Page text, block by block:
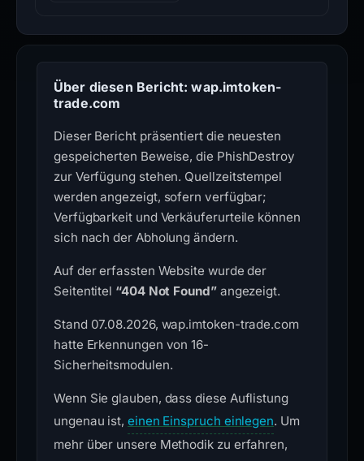
Über diesen Bericht: wap.imtoken-
trade.com
Dieser Bericht präsentiert die neuesten
gespeicherten Beweise, die PhishDestroy
zur Verfügung stehen. Quellzeitstempel
werden angezeigt, sofern verfügbar;
Verfügbarkeit und Verkäuferurteile können
sich nach der Abholung ändern.
Auf der erfassten Website wurde der
Seitentitel “404 Not Found”angezeigt.
Stand 07.08.2026, wap.imtoken-trade.com
hatte Erkennungen von 16-
Sicherheitsmodulen.
Wenn Sie glauben, dass diese Auflistung
ungenau ist, einen Einspruch einlegen. Um
mehr über unsere Methodik zu erfahren,